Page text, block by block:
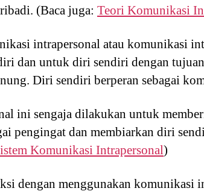
(Baca juga: Teori Komunikasi
intrapersonal atau komunikasi
dan untuk diri sendiri dengan
Diri sendiri berperan sebagai
ini sengaja dilakukan untuk
pengingat dan membiarkan diri
Komunikasi Intrapersonal)
dengan menggunakan komunikasi